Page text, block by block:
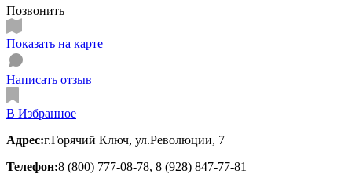
Позвонить
Показать на карте
Написать отзыв
В Избранное
Адрес:г.Горячий Ключ, ул.Революции, 7
Телефон:8 (800) 777-08-78, 8 (928) 847-77-81